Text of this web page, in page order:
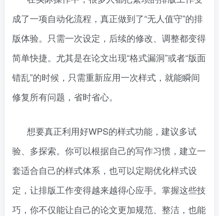
成了一项自动化流程，真正做到了“无人值守”的排
版体验。只需一次设定，后续的修改、调整都变得
简单快捷。尤其是在论文出现“格式漏洞”或者“版面
错乱”的时候，只需重新应用一次样式，就能瞬间
修复所有问题，省时省心。
想要真正利用好WPS的样式功能，建议多试
验、多探索。你可以根据自己的写作习惯，建立一
套适合自己的样式体系，也可以定期优化样式设
定，让排版工作变得越来越得心应手。掌握这些技
巧，你不仅能让自己的论文更加规范、整洁，也能